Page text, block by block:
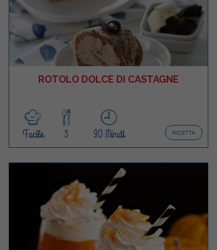
ROTOLO DOLCE DI CASTAGNE
RICETTA
Facile 5 30 Minuti